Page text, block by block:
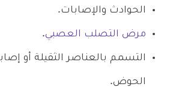
الحوادث والإصابات.
مرض التصلب العصبي.
التسمم بالعناصر الثقيلة أو
الحوض.